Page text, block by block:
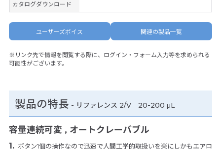
カタログダウンロード
ユーザーズボイス 関連の製品一覧
※リンク先で情報を閲覧する際に、ログイン・フォーム入力等を求められる
可能性がございます。
製品の特長 - リファレンス 2/V 20-200 μL
容量連続可変 , オートクレーバブル
ボタン1個の操作なので迅速で人間工学的取扱いを楽にしかもエアロ